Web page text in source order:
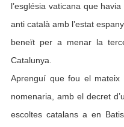
l’església vaticana que
anti català amb l’estat
beneït per a menar la
Catalunya.
Aprenguí que fou el
nomenaria, amb el decret
escoltes catalans a en